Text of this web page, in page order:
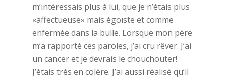
m’intéressais plus à lui, que je n’étais plus
«affectueuse» mais égoïste et comme
enfermée dans la bulle. Lorsque mon père
m’a rapporté ces paroles, j’ai cru rêver. J’ai
un cancer et je devrais le chouchouter!
J’étais très en colère. J’ai aussi réalisé qu’il